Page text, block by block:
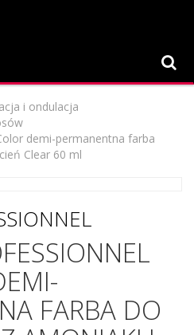
i ondulacja
demi-permanentna farba
Clear 60 ml
FARBA DO